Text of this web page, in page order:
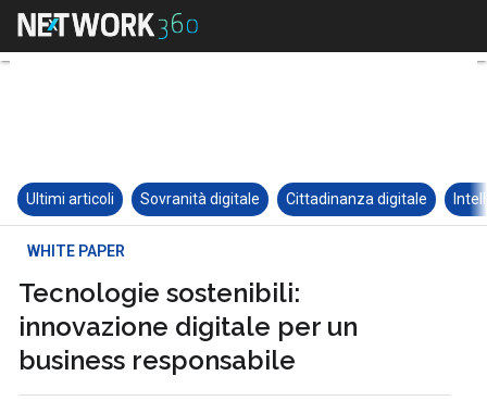
Ultimi articoli Sovranità digitale Cittadinanza digitale
WHITE PAPER
Tecnologie sostenibili:
innovazione digitale per un
business responsabile